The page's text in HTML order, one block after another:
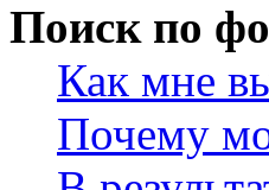
Поиск по
Как мне
Почему